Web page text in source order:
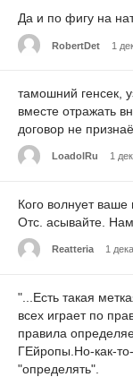
Да и по фигу на
RobertDet 1
тамошний генсек,
вместе отражать
договор не
LoadolRu 1
Кого волнует
Отс. асывайте. Нам
Reatteria 1
"...Есть такая
всех играет по
правила
ГЕйропы.Но-как-
"определять".